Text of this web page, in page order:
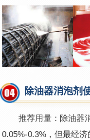
除油器消泡剂
推荐用量：除油器
0.05%-0.3%，但最经